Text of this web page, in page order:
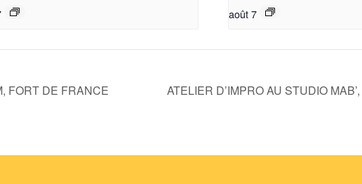
août 7
FORT DE FRANCE ATELIER D’IMPRO AU STUDIO